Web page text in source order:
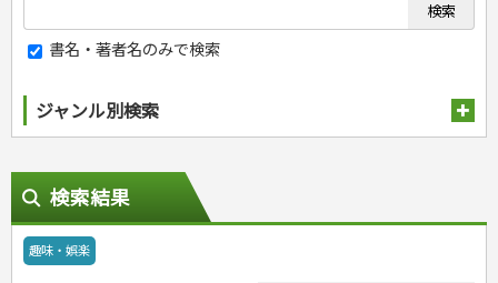
書名・著者名のみで検索
ジャンル別検索
スポーツ
スポーツルール
野球
ゴルフ
自然・アウトドア・ペット
アウトドア
犬・猫
娯楽・ゲーム・占い
ナンプレ
カルチャー・芸術・趣味
検索結果
趣味・娯楽